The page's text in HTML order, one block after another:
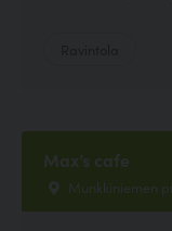
Max’s cafe
Munkkiniemen